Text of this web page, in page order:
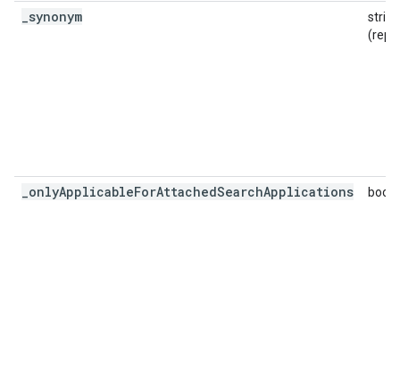
synonym
string
_onlyApplicableForAttachedSearchApplications